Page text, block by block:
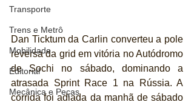
Transporte
Trens e Metrô
Mobilidade
Editorial
Mecânica e Peças
Dan Ticktum da Carlin converteu a pole
reversa da grid em vitória no Autódromo
de Sochi no sábado, dominando a
atrasada Sprint Race 1 na Rússia. A
corrida foi adiada da manhã de sábado